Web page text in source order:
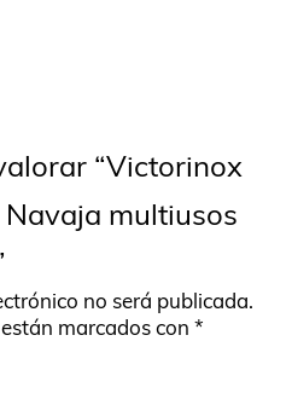
“Victorinox
multiusos
no será publicada.
marcados con *